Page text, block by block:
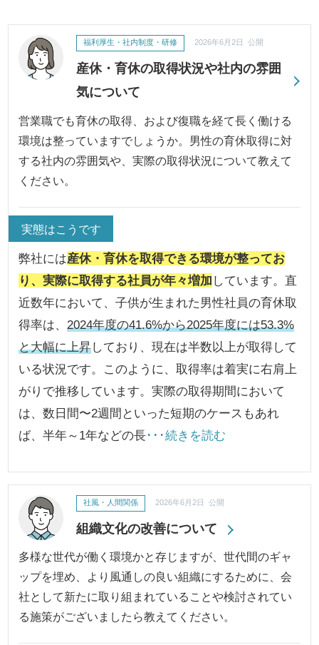
産休・育休の取得状況や社内の雰囲
気について
福利厚生・社内制度・研修 2026年6月2日 公開
営業職でも育休の取得、および復職を経て長く働ける
環境は整っていますでしょうか。男性の育休取得に対
する社内の雰囲気や、実際の取得状況について教えて
ください。
実態はこうです
弊社には産休・育休を取得できる環境が整ってお
り、実際に取得する社員が年々増加 しています。直
近数年において、子供が生まれた男性社員の育休取
得率は、2024年度の41.6%から2025年度には53.3%
と大幅に上昇しており、現在は半数以上が取得して
いる状況です。このように、取得率は着実に右肩上
がりで推移しています。実際の取得期間において
は、数日間〜2週間といった短期のケースもあれ
ば、半年～1年などの長･･･続きを読む
組織文化の改善について
社風・人間関係 2026年6月2日 公開
多様な世代が働く環境かと存じますが、世代間のギャ
ップを埋め、より風通しの良い組織にするために、会
社として新たに取り組まれていることや検討されてい
る施策がございましたら教えてください。